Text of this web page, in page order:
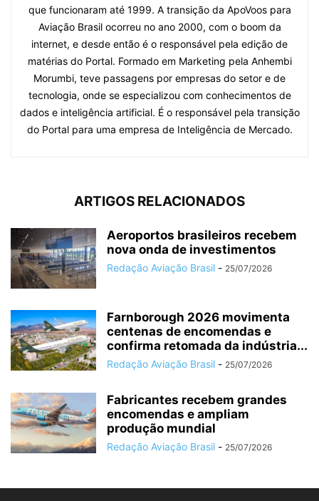
que funcionaram até 1999. A transição da ApoVoos para
Aviação Brasil ocorreu no ano 2000, com o boom da
internet, e desde então é o responsável pela edição de
matérias do Portal. Formado em Marketing pela Anhembi
Morumbi, teve passagens por empresas do setor e de
tecnologia, onde se especializou com conhecimentos de
dados e inteligência artificial. É o responsável pela transição
do Portal para uma empresa de Inteligência de Mercado.
ARTIGOS RELACIONADOS
Aeroportos brasileiros recebem
nova onda de investimentos
Redação Aviação Brasil - 25/07/2026
Farnborough 2026 movimenta
centenas de encomendas e
confirma retomada da indústria...
Redação Aviação Brasil - 25/07/2026
Fabricantes recebem grandes
encomendas e ampliam
produção mundial
Redação Aviação Brasil - 25/07/2026